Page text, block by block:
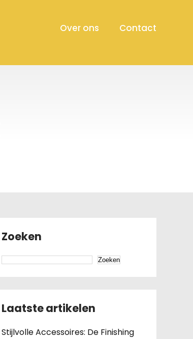
Over ons Contact
Zoeken
Zoeken
Laatste artikelen
Stijlvolle Accessoires: De Finishing